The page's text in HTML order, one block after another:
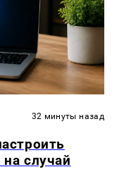
32 минуты назад
случай